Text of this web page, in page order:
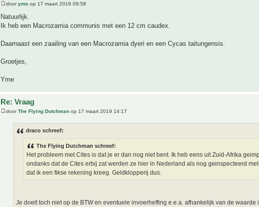
dooryme op 17 maart 2019 09:58
Natuurlijk.
Ik heb een Macrozamia communis met een 12 cm caudex.
Daarnaast een zaailing van een Macrozamia dyeri en een Cycas taitungensis.
Groetjes,
Yme
Re: Vraag
doorThe Flying Dutchman op 17 maart 2019 14:17
draco schreef:
The Flying Dutchman schreef:
Het probleem met Cites is dat je er dan nog niet bent. Ik heb eens uit Zuid-Afrika
ondanks dat de Cites erbij zat werden ze hier in Nederland als nog geinspecteerd
dat ik een fikse rekening kreeg. Geldklopperij dus.
Je doelt toch niet op de BTW en eventuele invoerheffing e.e.a. afhankelijk van de waarde